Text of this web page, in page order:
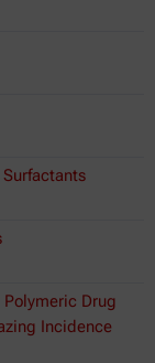
Drug
Incidence